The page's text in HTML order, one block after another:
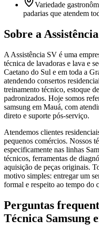
Variedade
padarias que atendem
Sobre a
A Assistência SV é uma
técnica de lavadoras e lava e
Caetano do Sul e em toda a
atendendo consertos
treinamento técnico, estoque
padronizados. Hoje somos
samsung em Mauá, com
direto e suporte pós-serviço.
Atendemos clientes
pequenos comércios. Nossos
especificamente nas linhas
técnicos, ferramentas de
aquisição de peças originais.
motivo simples: entregar um
formal e respeito ao tempo do
Perguntas
Técnica Samsung